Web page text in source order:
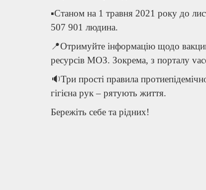
▪️Станом на 1 травня 2021 року до
507 901 людина.
📍Отримуйте інформацію щодо
ресурсів МОЗ. Зокрема, з порталу
🔉Три прості правила
гігієна рук – рятують життя.
Бережіть себе та рідних!